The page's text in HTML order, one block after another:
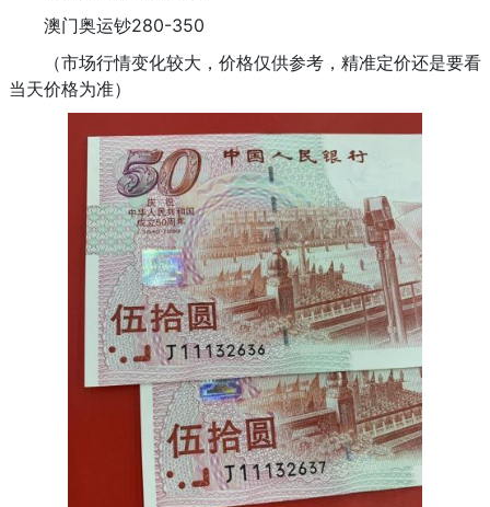
澳门奥运钞280-350
（市场行情变化较大，价格仅供参考，精准定价还是要看
当天价格为准）